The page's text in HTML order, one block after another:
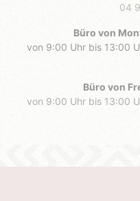
04
Büro von
von 9:00 Uhr bis 13:00
Büro von
von 9:00 Uhr bis 13:00